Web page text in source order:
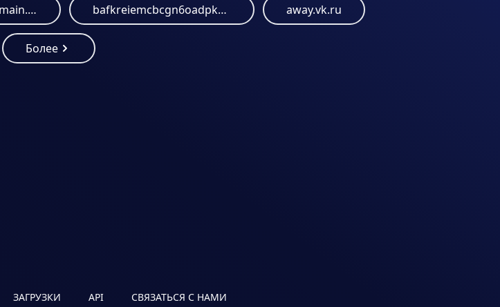
www.settlementdomain.com bafkreiemcbcgn6oadpk6xngfa2g4tnuxdna4xuh5xfnukf3q3bmxofakpq.ipfs.dweb.link away.vk.ru
Более
ЗАГРУЗКИ API СВЯЗАТЬСЯ С НАМИ